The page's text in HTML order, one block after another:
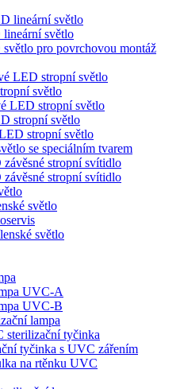
lineární světlo
lineární světlo
pro povrchovou montáž
LED stropní světlo
světlo
LED stropní světlo
stropní světlo
stropní světlo
se speciálním tvarem
stropní svítidlo
stropní svítidlo
světlo
světlo
UVC-A
UVC-B
lampa
sterilizační tyčinka
tyčinka s UVC zářením
na rtěnku UVC